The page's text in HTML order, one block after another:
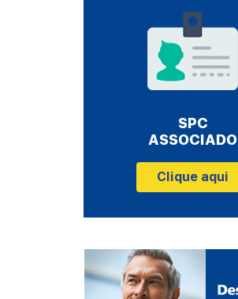
SPC
ASSOCIADO
Clique aqui